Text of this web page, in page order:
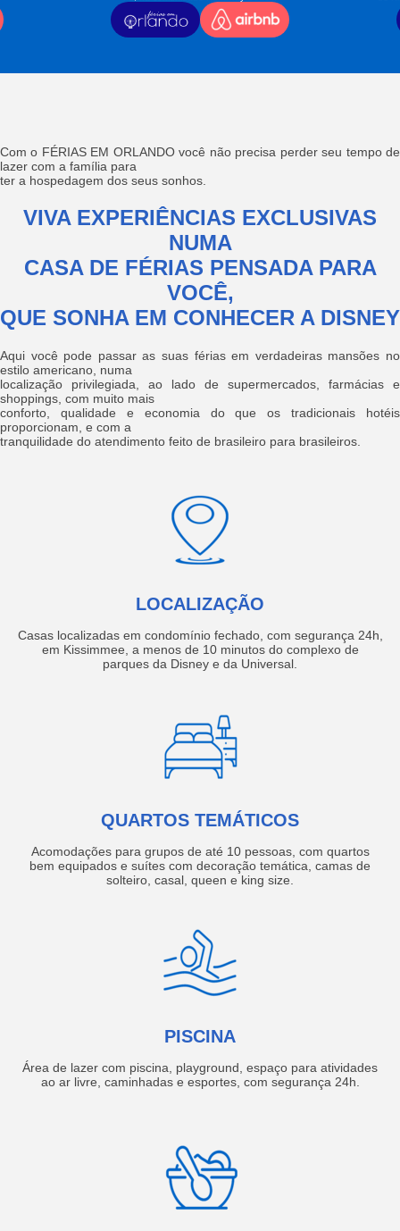
Com o FÉRIAS EM ORLANDO você não precisa perder seu tempo de
lazer com a família para
ter a hospedagem dos seus sonhos.
VIVA EXPERIÊNCIAS EXCLUSIVAS
NUMA
CASA DE FÉRIAS PENSADA PARA
VOCÊ,
QUE SONHA EM CONHECER A DISNEY
Aqui você pode passar as suas férias em verdadeiras mansões no
estilo americano, numa
localização privilegiada, ao lado de supermercados, farmácias e
shoppings, com muito mais
conforto, qualidade e economia do que os tradicionais hotéis
proporcionam, e com a
tranquilidade do atendimento feito de brasileiro para brasileiros.
LOCALIZAÇÃO
Casas localizadas em condomínio fechado, com segurança 24h,
em Kissimmee, a menos de 10 minutos do complexo de
parques da Disney e da Universal.
QUARTOS TEMÁTICOS
Acomodações para grupos de até 10 pessoas, com quartos
bem equipados e suítes com decoração temática, camas de
solteiro, casal, queen e king size.
PISCINA
Área de lazer com piscina, playground, espaço para atividades
ao ar livre, caminhadas e esportes, com segurança 24h.